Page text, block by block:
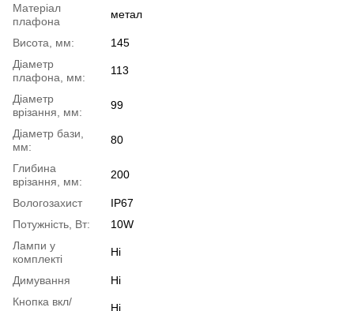
Матеріал
плафона
метал
Висота, мм:
145
Діаметр
плафона, мм:
113
Діаметр
врізання, мм:
99
Діаметр бази,
мм:
80
Глибина
врізання, мм:
200
Вологозахист
IP67
Потужність, Вт:
10W
Лампи у
комплекті
Ні
Димування
Ні
Кнопка вкл/
Ні